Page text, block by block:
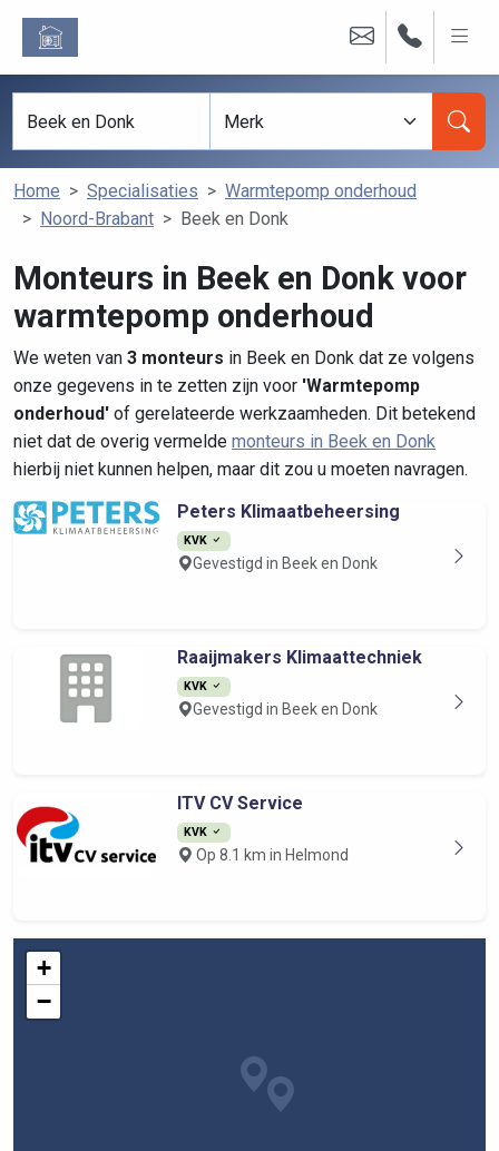
Home Specialisaties
Warmtepomp onderhoud
Noord-Brabant
Beek en Donk
Monteurs in Beek en Donk voor
warmtepomp onderhoud
We weten van 3 monteurs in Beek en Donk dat ze volgens
onze gegevens in te zetten zijn voor 'Warmtepomp
onderhoud' of gerelateerde werkzaamheden. Dit betekend
niet dat de overig vermelde monteurs in Beek en Donk
hierbij niet kunnen helpen, maar dit zou u moeten navragen.
Peters Klimaatbeheersing
KVK
Gevestigd in Beek en Donk
Raaijmakers Klimaattechniek
KVK
Gevestigd in Beek en Donk
ITV CV Service
KVK
Op 8.1 km in Helmond
+
−